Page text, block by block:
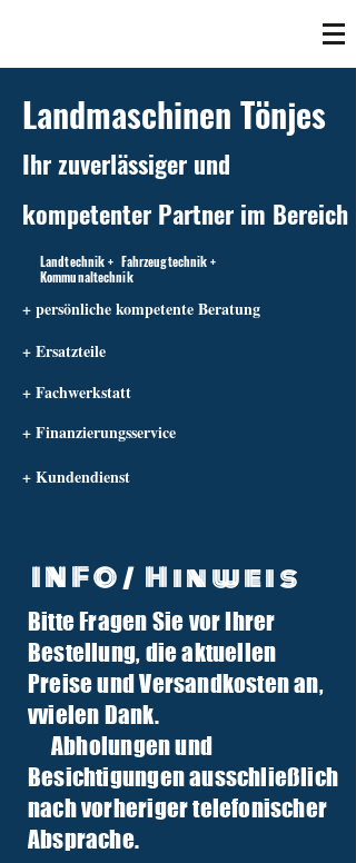
Landmaschinen Tönjes
Ihr zuverlässiger und
kompetenter Partner im Bereich
Landtechnik + Fahrzeugtechnik +
Kommunaltechnik
+ persönliche kompetente Beratung
+ Ersatzteile
+ Fachwerkstatt
+ Finanzierungsservice
+ Kundendienst
info@tuber-traktor.de
+49 (0) 4406-9568797
INFO/ Hinweis
Bitte Fragen Sie vor Ihrer
Bestellung, die aktuellen
Preise und Versandkosten an,
vvielen Dank.
Abholungen und
Besichtigungen ausschließlich
nach vorheriger telefonischer
Absprache.